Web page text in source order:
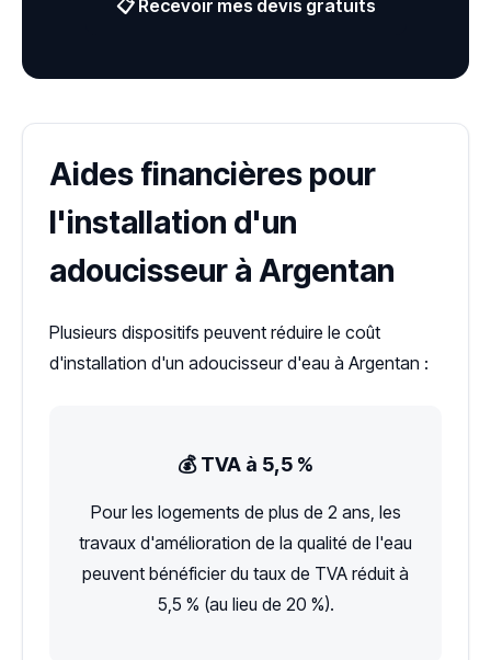
📋 Recevoir mes devis gratuits
Aides financières pour
l'installation d'un
adoucisseur à Argentan
Plusieurs dispositifs peuvent réduire le coût
d'installation d'un adoucisseur d'eau à Argentan :
💰 TVA à 5,5 %
Pour les logements de plus de 2 ans, les
travaux d'amélioration de la qualité de l'eau
peuvent bénéficier du taux de TVA réduit à
5,5 % (au lieu de 20 %).